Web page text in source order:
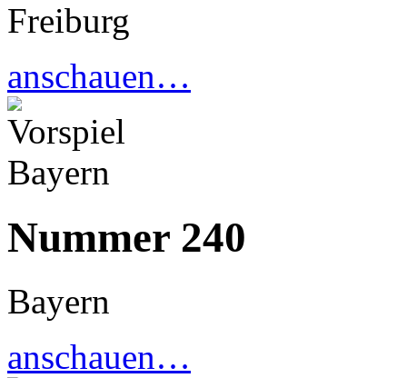
Freiburg
anschauen…
Nummer 240
Bayern
anschauen…